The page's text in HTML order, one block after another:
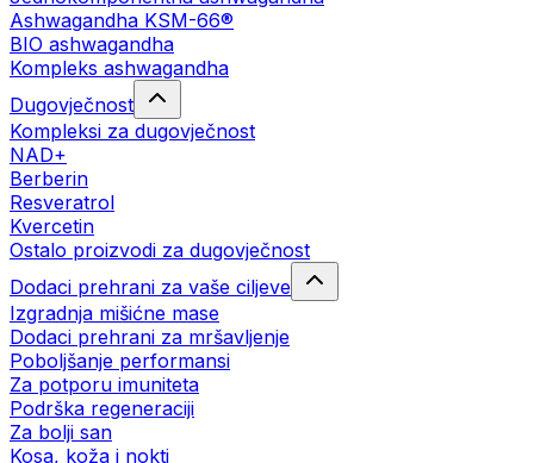
Ashwagandha KSM-66®
BIO ashwagandha
Kompleks ashwagandha
Dugovječnost
Kompleksi za dugovječnost
NAD+
Berberin
Resveratrol
Kvercetin
Ostalo proizvodi za dugovječnost
Dodaci prehrani za vaše ciljeve
Izgradnja mišićne mase
Dodaci prehrani za mršavljenje
Poboljšanje performansi
Za potporu imuniteta
Podrška regeneraciji
Za bolji san
Kosa, koža i nokti